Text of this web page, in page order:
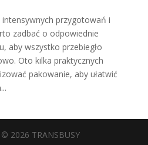
przygotowań i
zadbać o odpowiednie
aby wszystko przebiegło
Oto kilka praktycznych
pakowanie, aby ułatwić
© 2026 TRANSBUSY